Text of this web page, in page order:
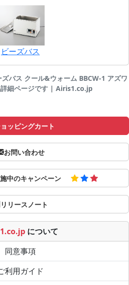
ビーズバス
ズバス クール&ウォーム BBCW-1 アズワ
詳細ページです | Airis1.co.jp
ッピングカート
お問い合わせ
中のキャンペーン
リリースノート
について
同意事項
利用ガイド